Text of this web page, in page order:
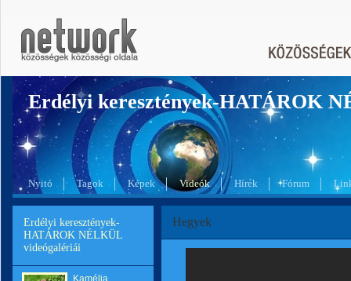
Erdélyi keresztények-HATÁROK
Nyitó Tagok Képek Videók Hírek Fórum
Erdélyi keresztények-
HATÁROK NÉLKÜL
videógalériái
Kamélia
Hegyek